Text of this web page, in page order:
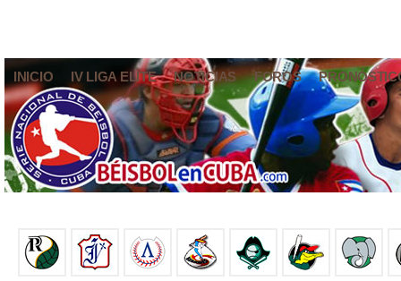
INICIO IV LIGA ELITE NOTICIAS FOROS